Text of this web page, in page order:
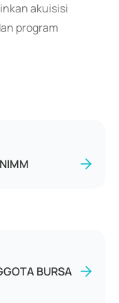
akuisisi
program
BURSA